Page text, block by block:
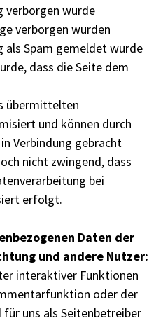
verborgen wurde
verborgen wurden
als Spam gemeldet wurde
dass die Seite dem
übermittelten
und können durch
Verbindung gebracht
nicht zwingend, dass
bei
erfolgt.
Daten der
und andere Nutzer:
interaktiver Funktionen
oder der
uns als Seitenbetreiber